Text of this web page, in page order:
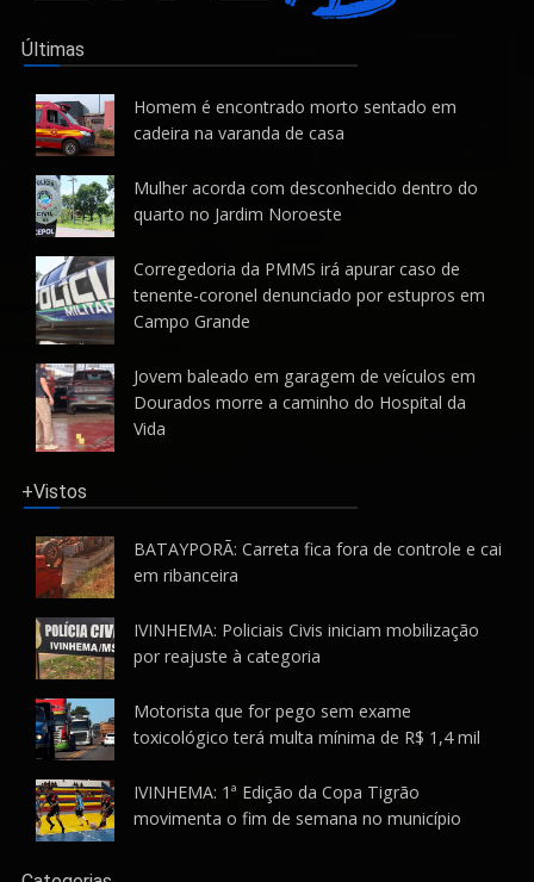
Últimas
Homem é encontrado morto sentado em
cadeira na varanda de casa
Mulher acorda com desconhecido dentro do
quarto no Jardim Noroeste
Corregedoria da PMMS irá apurar caso de
tenente-coronel denunciado por estupros em
Campo Grande
Jovem baleado em garagem de veículos em
Dourados morre a caminho do Hospital da
Vida
+Vistos
BATAYPORÃ: Carreta fica fora de controle e cai
em ribanceira
IVINHEMA: Policiais Civis iniciam mobilização
por reajuste à categoria
Motorista que for pego sem exame
toxicológico terá multa mínima de R$ 1,4 mil
IVINHEMA: 1ª Edição da Copa Tigrão
movimenta o fim de semana no município